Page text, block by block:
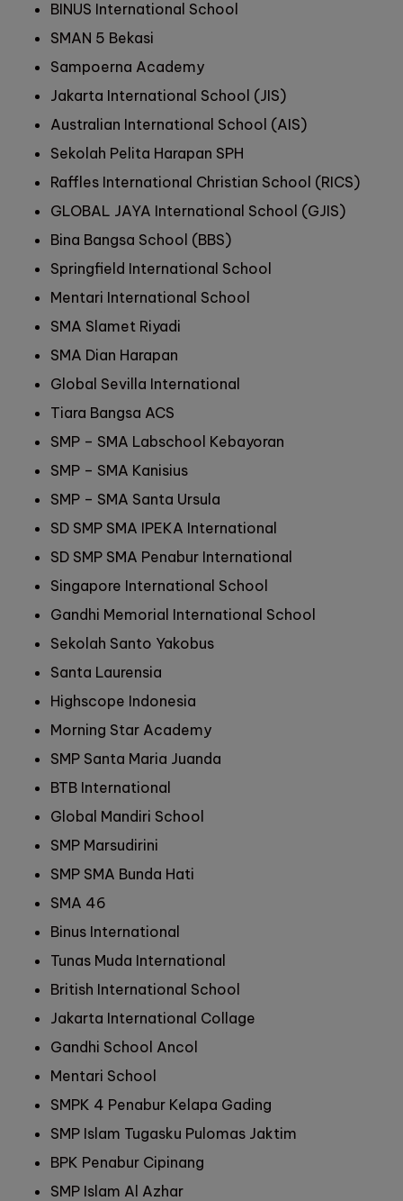
BINUS International School
SMAN 5 Bekasi
Sampoerna Academy
Jakarta International School (JIS)
Australian International School (AIS)
Sekolah Pelita Harapan SPH
Raffles International Christian School (RICS)
GLOBAL JAYA International School (GJIS)
Bina Bangsa School (BBS)
Springfield International School
Mentari International School
SMA Slamet Riyadi
SMA Dian Harapan
Global Sevilla International
Tiara Bangsa ACS
SMP – SMA Labschool Kebayoran
SMP – SMA Kanisius
SMP – SMA Santa Ursula
SD SMP SMA IPEKA International
SD SMP SMA Penabur International
Singapore International School
Gandhi Memorial International School
Sekolah Santo Yakobus
Santa Laurensia
Highscope Indonesia
Morning Star Academy
SMP Santa Maria Juanda
BTB International
Global Mandiri School
SMP Marsudirini
SMP SMA Bunda Hati
SMA 46
Binus International
Tunas Muda International
British International School
Jakarta International Collage
Gandhi School Ancol
Mentari School
SMPK 4 Penabur Kelapa Gading
SMP Islam Tugasku Pulomas Jaktim
BPK Penabur Cipinang
SMP Islam Al Azhar